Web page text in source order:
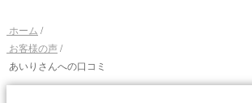
ホーム /
お客様の声 /
あいりさんへの口コミ